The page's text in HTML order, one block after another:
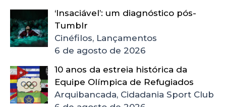
‘Insaciável’: um diagnóstico pós-
Tumblr
Cinéfilos, Lançamentos
6 de agosto de 2026
10 anos da estreia histórica da
Equipe Olímpica de Refugiados
Arquibancada, Cidadania Sport Club